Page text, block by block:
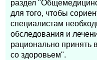
раздел
для того, чтобы
специалистам
обследования и
рационально принять
со здоровьем".